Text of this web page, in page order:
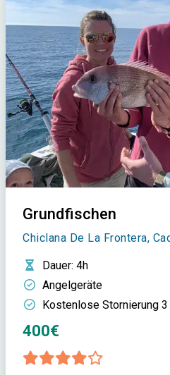
Grundfischen
Chiclana De La Frontera,
Dauer: 4h
Angelgeräte
Kostenlose Stornierung
400€